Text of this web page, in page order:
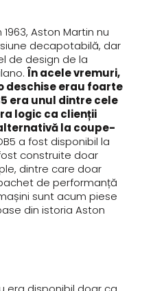
Aston Martin nu
decapotabilă, dar
de design de la
În acele vremuri,
deschise erau foarte
era unul dintre cele
logic ca clienții
la coupe-
a fost disponibil la
construite doar
dintre care doar
de performanță
sunt acum piese
din istoria Aston